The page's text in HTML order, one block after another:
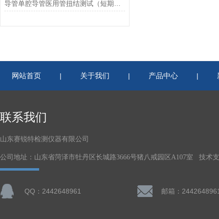
网站首页 | 关于我们 | 产品中心 |
联系我们
山东赛锐特检测仪器有限公司
公司地址：山东省菏泽市牡丹区长城路3666号猪八戒园区A107室 技术
QQ：2442648961 邮箱：